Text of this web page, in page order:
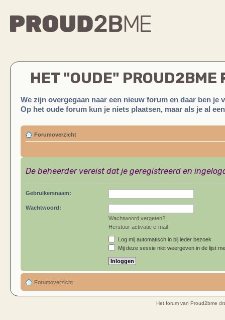
HET "OUDE" PROUD2BME
We zijn overgegaan naar een nieuw forum en daar ben je
Op het oude forum kun je niets plaatsen, maar als je al
Forumoverzicht
De beheerder vereist dat je geregistreerd en
Gebruikersnaam:
Wachtwoord:
Wachtwoord vergeten?
Herstuur activatie e-mail
Log mij automatisch in bij ieder bezoek
Mij deze sessie niet weergeven in de lijst
Forumoverzicht
Het forum van Proud2bme